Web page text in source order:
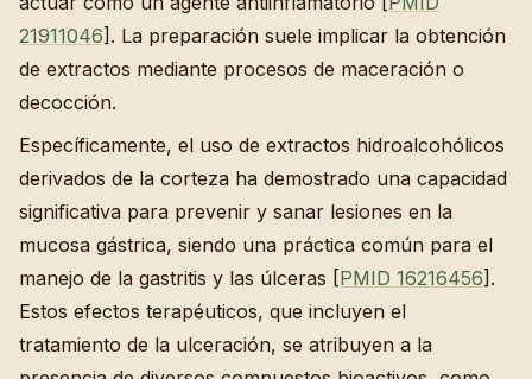
21911046]. La preparación suele implicar la obtención
de extractos mediante procesos de maceración o
decocción.
Específicamente, el uso de extractos hidroalcohólicos
derivados de la corteza ha demostrado una capacidad
significativa para prevenir y sanar lesiones en la
mucosa gástrica, siendo una práctica común para el
manejo de la gastritis y las úlceras [PMID 16216456].
Estos efectos terapéuticos, que incluyen el
tratamiento de la ulceración, se atribuyen a la